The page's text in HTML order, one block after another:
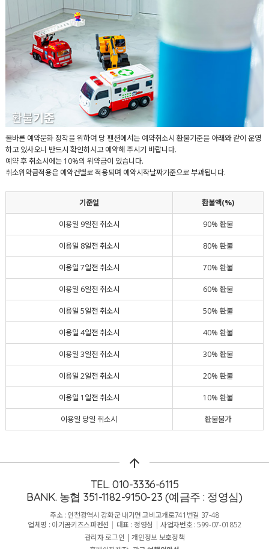
환불기준
올바른 예약문화 정착을 위하여 당 펜션에서는 예약취소시 환불기준을 아래와 같이 운영
하고 있사오니 반드시 확인하시고 예약해 주시기 바랍니다.
예약 후 취소시에는 10%의 위약금이 있습니다.
취소위약금적용은 예약건별로 적용되며 예약시작날짜기준으로 부과됩니다.
기준일 환불액(%)
이용일 9일전 취소시 90% 환불
이용일 8일전 취소시 80% 환불
이용일 7일전 취소시 70% 환불
이용일 6일전 취소시 60% 환불
이용일 5일전 취소시 50% 환불
이용일 4일전 취소시 40% 환불
이용일 3일전 취소시 30% 환불
이용일 2일전 취소시 20% 환불
이용일 1일전 취소시 10% 환불
이용일 당일 취소시 환불불가
arrow_upward
TEL. 010-3336-6115
BANK. 농협 351-1182-9150-23 (예금주 : 정영심)
주소 : 인천광역시 강화군 내가면 고비고개로741번길 37-48
업체명 : 아기곰키즈스파펜션 | 대표 : 정영심 | 사업자번호 : 599-07-01852
관리자 로그인 | 개인정보 보호정책